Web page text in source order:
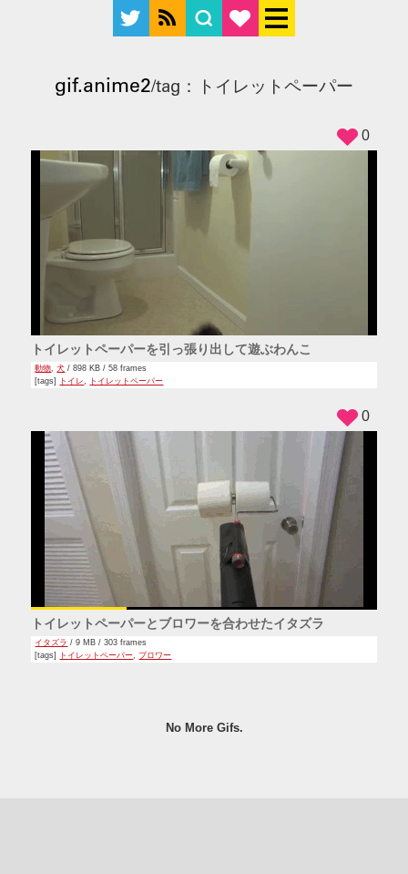
gif.anime2/tag：トイレットペーパー
トイレットペーパーを引っ張り出して遊ぶわんこ
動物 ,犬 / 898 KB / 58 frames
[tags]
トイレ, トイレットペーパー
0
トイレットペーパーとブロワーを合わせたイタズラ
イタズラ / 9 MB / 303 frames
[tags]
トイレットペーパー,ブロワー
0
No More Gifs.